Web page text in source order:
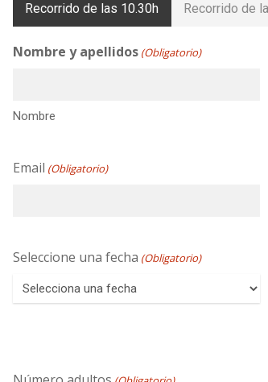
Recorrido de las 10.30h Recorrido de
Nombre y apellidos (Obligatorio)
Nombre
Email (Obligatorio)
Seleccione una fecha (Obligatorio)